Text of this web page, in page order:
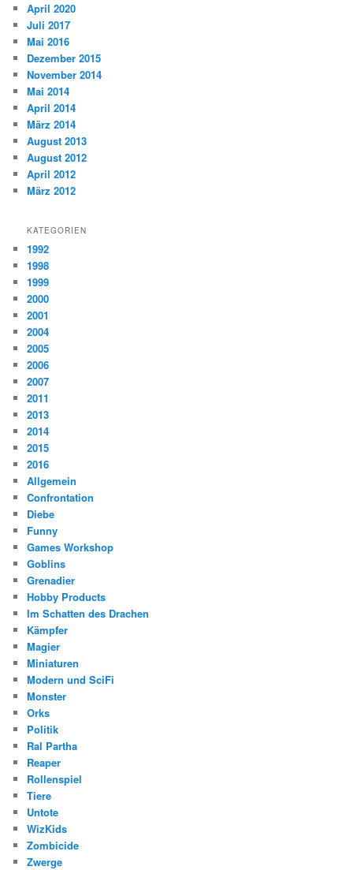
April 2020
Juli 2017
Mai 2016
Dezember 2015
November 2014
Mai 2014
April 2014
März 2014
August 2013
August 2012
April 2012
März 2012
KATEGORIEN
1992
1998
1999
2000
2001
2004
2005
2006
2007
2011
2013
2014
2015
2016
Allgemein
Confrontation
Diebe
Funny
Games Workshop
Goblins
Grenadier
Hobby Products
Im Schatten des Drachen
Kämpfer
Magier
Miniaturen
Modern und SciFi
Monster
Orks
Politik
Ral Partha
Reaper
Rollenspiel
Tiere
Untote
WizKids
Zombicide
Zwerge